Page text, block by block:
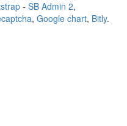
- SB Admin 2,
, Google chart, Bitly.